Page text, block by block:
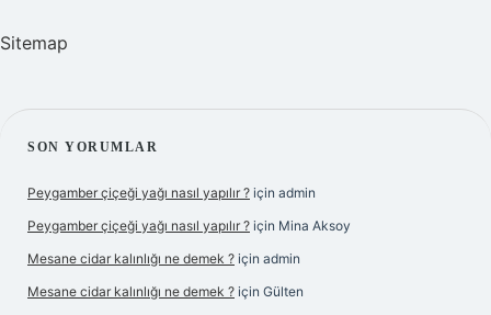
Sitemap
SIDEBAR
SON YORUMLAR
Peygamber çiçeği yağı nasıl yapılır ? için admin
Peygamber çiçeği yağı nasıl yapılır ? için Mina Aksoy
Mesane cidar kalınlığı ne demek ? için admin
Mesane cidar kalınlığı ne demek ? için Gülten